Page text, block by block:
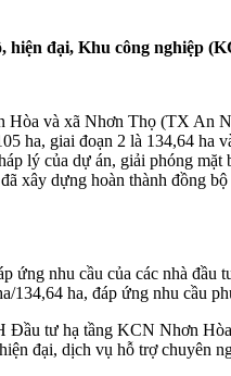
đại, Khu công nghiệp
Hòa và xã Nhơn Thọ (TX An
ha, giai đoạn 2 là 134,64
lý của dự án, giải phóng
xây dựng hoàn thành đồng
ứng nhu cầu của các nhà
134,64 ha, đáp ứng nhu cầu
tư hạ tầng KCN Nhơn
đại, dịch vụ hỗ trợ chuyên